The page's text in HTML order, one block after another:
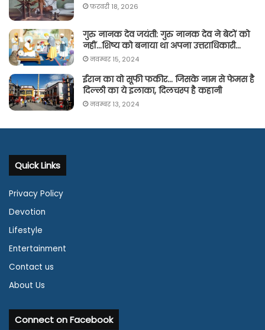
फ़रवरी 18, 2026
गुरु नानक देव जयंती: गुरु नानक देव ने बेटों को
नहीं…शिष्य को बनाया था अपना उत्तराधिकारी…
नवम्बर 15, 2024
ईरान का वो सूफी फकीर… जिसके नाम से फेमस है
दिल्ली का ये इलाका, दिलचस्प है कहानी
नवम्बर 13, 2024
Quick Links
Privacy Policy
Devotion
Lifestyle
Entertainment
Contact us
About Us
Connect on Facebook